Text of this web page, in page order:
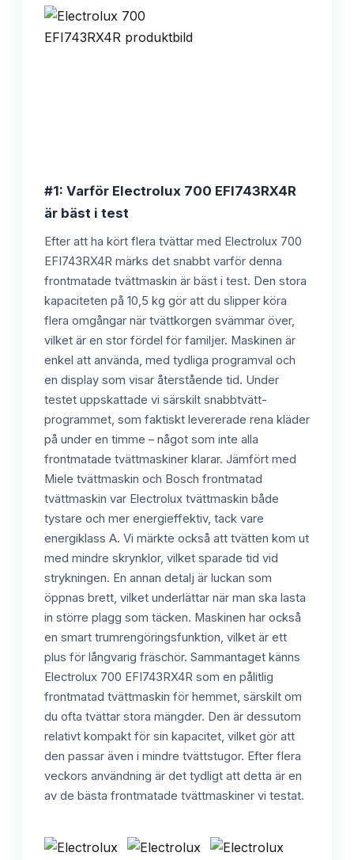
#1: Varför Electrolux 700 EFI743RX4R
är bäst i test
Efter att ha kört flera tvättar med Electrolux 700
EFI743RX4R märks det snabbt varför denna
frontmatade tvättmaskin är bäst i test. Den stora
kapaciteten på 10,5 kg gör att du slipper köra
flera omgångar när tvättkorgen svämmar över,
vilket är en stor fördel för familjer. Maskinen är
enkel att använda, med tydliga programval och
en display som visar återstående tid. Under
testet uppskattade vi särskilt snabbtvätt-
programmet, som faktiskt levererade rena kläder
på under en timme – något som inte alla
frontmatade tvättmaskiner klarar. Jämfört med
Miele tvättmaskin och Bosch frontmatad
tvättmaskin var Electrolux tvättmaskin både
tystare och mer energieffektiv, tack vare
energiklass A. Vi märkte också att tvätten kom ut
med mindre skrynklor, vilket sparade tid vid
strykningen. En annan detalj är luckan som
öppnas brett, vilket underlättar när man ska lasta
in större plagg som täcken. Maskinen har också
en smart trumrengöringsfunktion, vilket är ett
plus för långvarig fräschör. Sammantaget känns
Electrolux 700 EFI743RX4R som en pålitlig
frontmatad tvättmaskin för hemmet, särskilt om
du ofta tvättar stora mängder. Den är dessutom
relativt kompakt för sin kapacitet, vilket gör att
den passar även i mindre tvättstugor. Efter flera
veckors användning är det tydligt att detta är en
av de bästa frontmatade tvättmaskiner vi testat.